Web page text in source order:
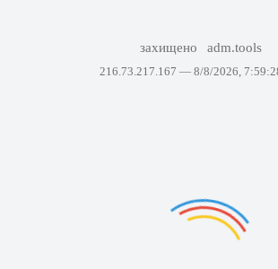
захищено adm.tools
216.73.217.167 — 8/8/2026,